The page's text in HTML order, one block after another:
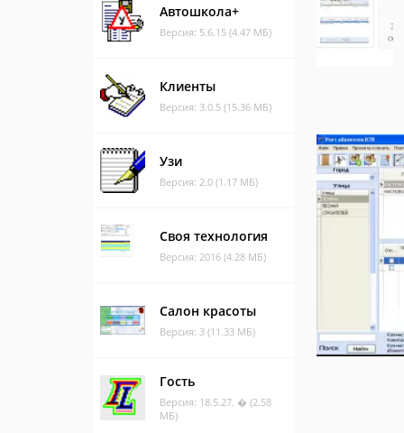
Автошкола+
Версия: 5.6.15 (4.47 МБ)
Клиенты
Версия: 3.0.5 (15.36 МБ)
Узи
Версия: 2.0 (1.17 МБ)
Своя технология
Версия: 2016 (4.28 МБ)
Салон красоты
Версия: 3 (11.33 МБ)
Гость
Версия: 18.5.27. � (2.58
МБ)